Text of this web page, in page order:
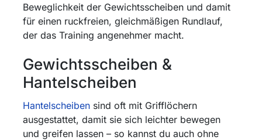
Beweglichkeit der Gewichtsscheiben und damit
für einen ruckfreien, gleichmäßigen Rundlauf,
der das Training angenehmer macht.
Gewichtsscheiben &
Hantelscheiben
Hantelscheiben sind oft mit Grifflöchern
ausgestattet, damit sie sich leichter bewegen
und greifen lassen – so kannst du auch ohne